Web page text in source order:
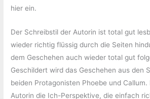
hier ein.
Der Schreibstil der Autorin ist total gut
wieder richtig flüssig durch die Seiten
dem Geschehen auch wieder total gut
Geschildert wird das Geschehen aus den
beiden Protagonisten Phoebe und
Autorin die Ich-Perspektive, die einfach